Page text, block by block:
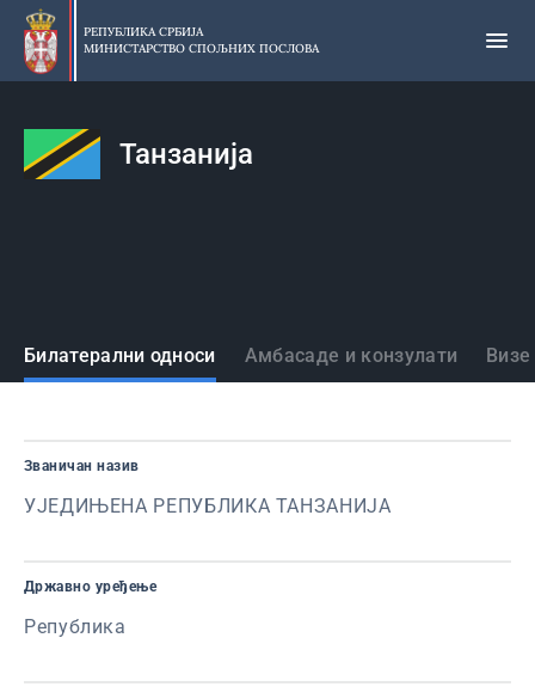
Прескочи
главни
део
РЕПУБЛИКА СРБИЈА
МИНИСТАРСТВО СПОЉНИХ ПОСЛОВА
Танзанија
Државе
Билатерални односи Амбасаде и конзулати
Званичан назив
УЈЕДИЊЕНА РЕПУБЛИКА ТАНЗАНИЈА
Државно уређење
Република